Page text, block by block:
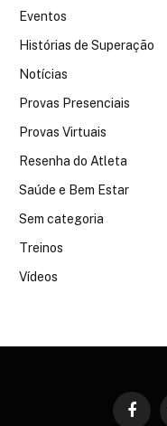
Eventos
Histórias de Superação
Notícias
Provas Presenciais
Provas Virtuais
Resenha do Atleta
Saúde e Bem Estar
Sem categoria
Treinos
Vídeos